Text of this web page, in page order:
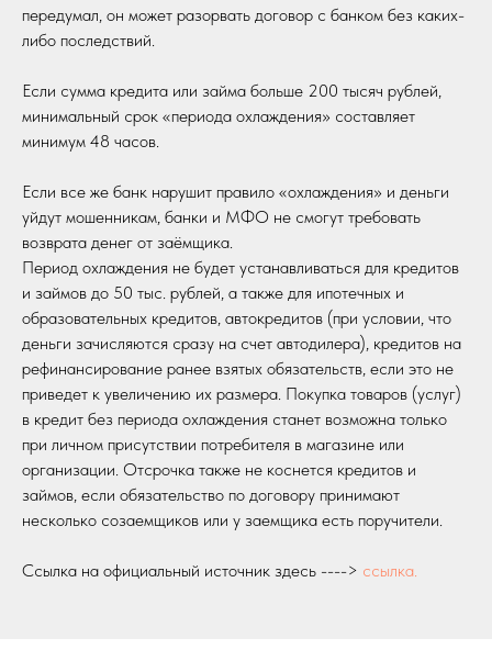
передумал, он может разорвать договор с банком без каких-
либо последствий.
Если сумма кредита или займа больше 200 тысяч рублей,
минимальный срок «периода охлаждения» составляет
минимум 48 часов.
Если все же банк нарушит правило «охлаждения» и деньги
уйдут мошенникам, банки и МФО не смогут требовать
возврата денег от заёмщика.
Период охлаждения не будет устанавливаться для кредитов
и займов до 50 тыс. рублей, а также для ипотечных и
образовательных кредитов, автокредитов (при условии, что
деньги зачисляются сразу на счет автодилера), кредитов на
рефинансирование ранее взятых обязательств, если это не
приведет к увеличению их размера. Покупка товаров (услуг)
в кредит без периода охлаждения станет возможна только
при личном присутствии потребителя в магазине или
организации. Отсрочка также не коснется кредитов и
займов, если обязательство по договору принимают
несколько созаемщиков или у заемщика есть поручители.
Ссылка на официальный источник здесь ----> ссылка.